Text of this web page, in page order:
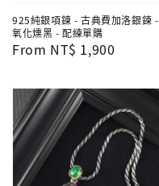
925純銀項鍊 - 古典費加洛銀鍊 -
氧化燻黑 - 配練單購
Regular
From NT$ 1,900